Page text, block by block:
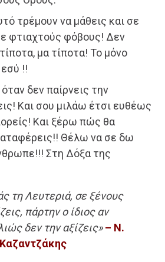
τρέμουν να μάθεις και σε
φτιαχτούς φόβους! Δεν
μα τίποτα! Το μόνο
εσύ !!
δεν παίρνεις την
Και σου μιλάω έτσι ευθέως
Και ξέρω πώς θα
Θέλω να σε δω
Στη Δόξα της
τη Λευτεριά, σε ξένους
πάρτην ο ίδιος αν
δεν την αξίζεις» – Ν.
Καζαντζάκης